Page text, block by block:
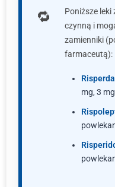
Poniższe
czynną i
zamienniki
farmaceutą):
Risperdal
mg, 3 mg